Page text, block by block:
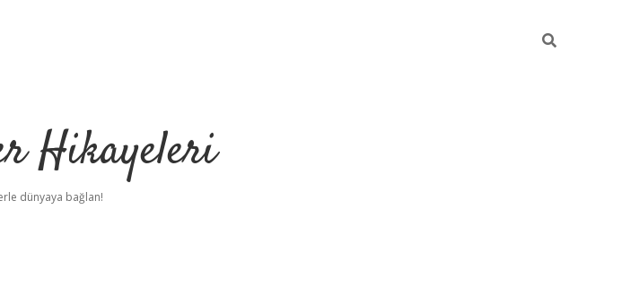
Hikayeleri
dünyaya bağlan!